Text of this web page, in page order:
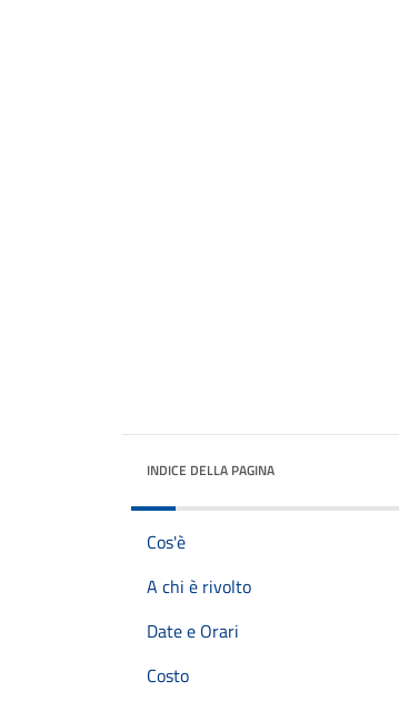
INDICE DELLA PAGINA
Cos'è
A chi è rivolto
Date e Orari
Costo